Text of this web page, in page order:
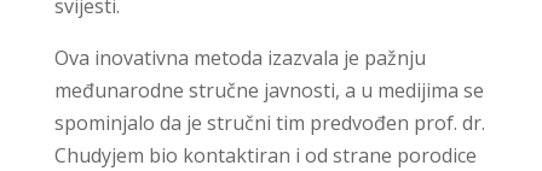
svijesti.
Ova inovativna metoda izazvala je pažnju
međunarodne stručne javnosti, a u medijima se
spominjalo da je stručni tim predvođen prof. dr.
Chudyjem bio kontaktiran i od strane porodice